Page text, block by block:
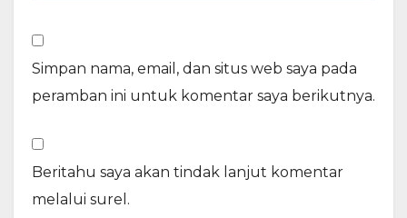
Simpan nama, email, dan situs web saya pada
peramban ini untuk komentar saya berikutnya.
Beritahu saya akan tindak lanjut komentar
melalui surel.